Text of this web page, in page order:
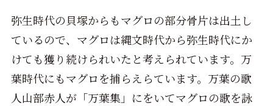
弥生時代の貝塚からもマグロの部分骨片は出土し
ているので、マグロは縄文時代から弥生時代にか
けても獲り続けられいたと考えられています。万
葉時代にもマグロを捕らえらています。万葉の歌
人山部赤人が「万葉集」にをいてマグロの歌を詠